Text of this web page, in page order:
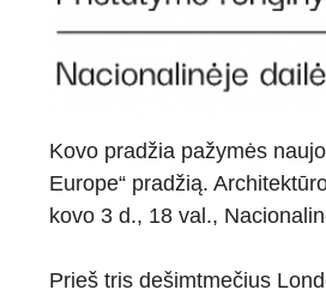
Kovo pradžia pažymės
Europe“ pradžią.
kovo 3 d., 18 val.,
Prieš tris dešimtmečius